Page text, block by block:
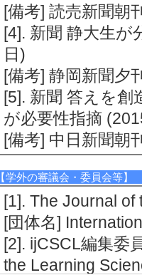
[備考] 読売新聞朝
[4]. 新聞 静大生
日)
[備考] 静岡新聞夕
[5]. 新聞 答えを
が必要性指摘
[備考] 中日新聞朝
【学外の審議会・委員会等】
[1]. The Journal
[団体名]
[2]. ijCSCL編集委
the Learning